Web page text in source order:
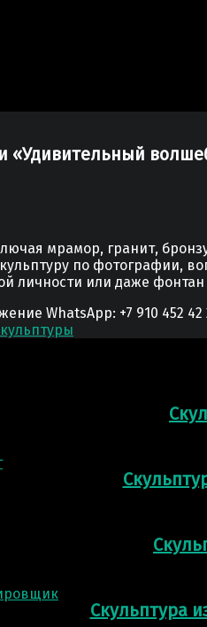
«Удивительный
мрамор, гранит,
по фотографии,
личности или даже
WhatsApp: +7 910 452 42
Скульптура